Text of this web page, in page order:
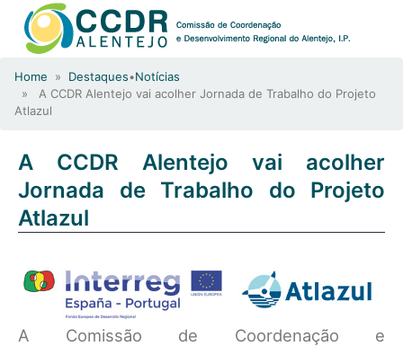
Home » Destaques•Notícias
» A CCDR Alentejo vai acolher Jornada de Trabalho do Projeto
Atlazul
A CCDR Alentejo vai acolher
Jornada de Trabalho do Projeto
Atlazul
A Comissão de Coordenação e